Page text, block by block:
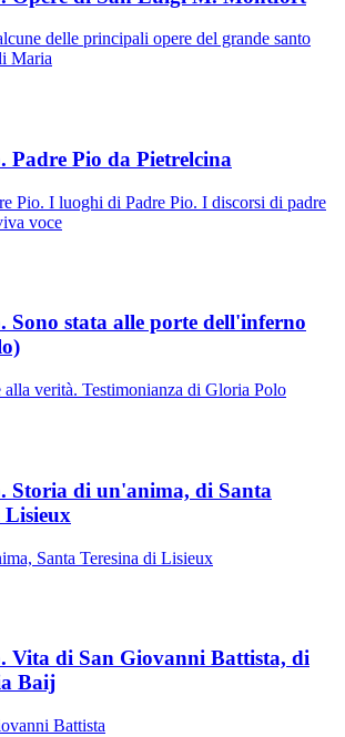
delle principali opere del grande santo
Maria
Padre Pio da Pietrelcina
Pio. I luoghi di Padre Pio. I discorsi di padre
voce
stata alle porte dell'inferno
Novissimi · Morte · Giudizio ·
verità. Testimonianza di Gloria Polo
Storia di un'anima, di Santa
Lisieux
Santa Teresina di Lisieux
Vita di San Giovanni Battista, di
Baij
Battista